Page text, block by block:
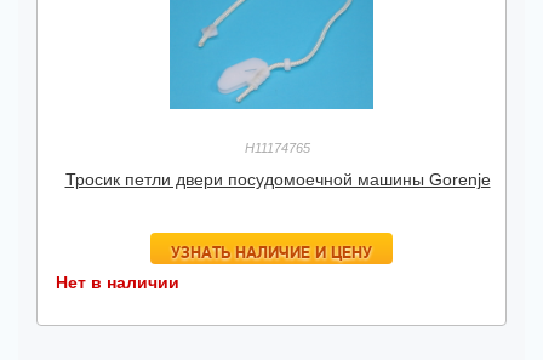
H11174765
Тросик петли двери посудомоечной машины Gorenje
УЗНАТЬ НАЛИЧИЕ И ЦЕНУ
Нет в наличии